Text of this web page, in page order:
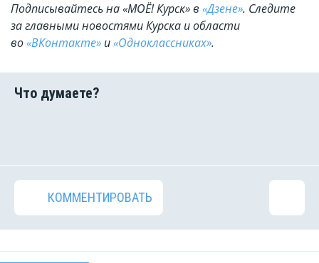
Подписывайтесь на «МОЁ! Курск» в «Дзене». Cледите
за главными новостями Курска и области
во«ВКонтакте» и«Одноклассниках».
КОММЕНТИРОВАТЬ